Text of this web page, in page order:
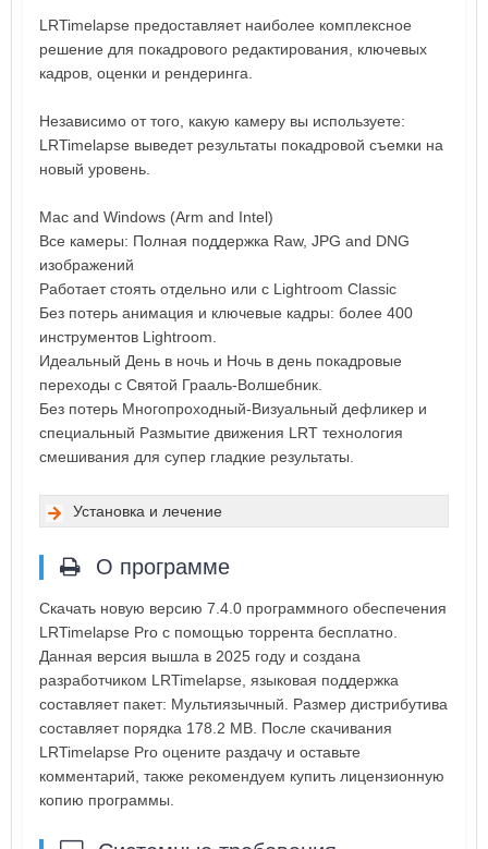
LRTimelapse предоставляет наиболее комплексное
решение для покадрового редактирования, ключевых
кадров, оценки и рендеринга.
Независимо от того, какую камеру вы используете:
LRTimelapse выведет результаты покадровой съемки на
новый уровень.
Mac and Windows (Arm and Intel)
Все камеры: Полная поддержка Raw, JPG and DNG
изображений
Работает стоять отдельно или с Lightroom Classic
Без потерь анимация и ключевые кадры: более 400
инструментов Lightroom.
Идеальный День в ночь и Ночь в день покадровые
переходы с Святой Грааль-Волшебник.
Без потерь Многопроходный-Визуальный дефликер и
специальный Размытие движения LRT технология
смешивания для супер гладкие результаты.
Установка и лечение
О программе
Скачать новую версию 7.4.0 программного обеспечения
LRTimelapse Pro с помощью торрента бесплатно.
Данная версия вышла в 2025 году и создана
разработчиком LRTimelapse, языковая поддержка
составляет пакет: Мультиязычный. Размер дистрибутива
составляет порядка 178.2 MB. После скачивания
LRTimelapse Pro оцените раздачу и оставьте
комментарий, также рекомендуем купить лицензионную
копию программы.